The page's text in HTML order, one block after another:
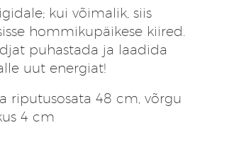
kui võimalik, siis
hommikupäikese kiired.
puhastada ja laadida
uut energiat!
riputusosata 48 cm, võrgu
4 cm